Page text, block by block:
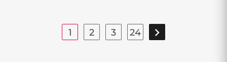
1 2 3 24 